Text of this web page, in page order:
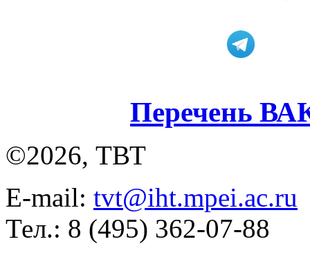
Перечень
©2026, ТВТ
E-mail: tvt@iht.mpei.ac.ru
Тел.: 8 (495) 362-07-88